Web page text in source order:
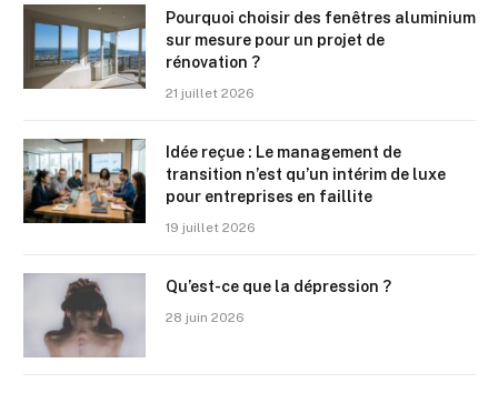
Pourquoi choisir des fenêtres aluminium
sur mesure pour un projet de
rénovation ?
21 juillet 2026
Idée reçue : Le management de
transition n’est qu’un intérim de luxe
pour entreprises en faillite
19 juillet 2026
Qu’est-ce que la dépression ?
28 juin 2026